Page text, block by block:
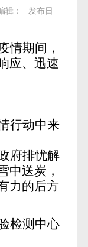
辑： | 发布日
情期间，
应、迅速
行动中来
府排忧解
中送炭，
力的后方
检测中心